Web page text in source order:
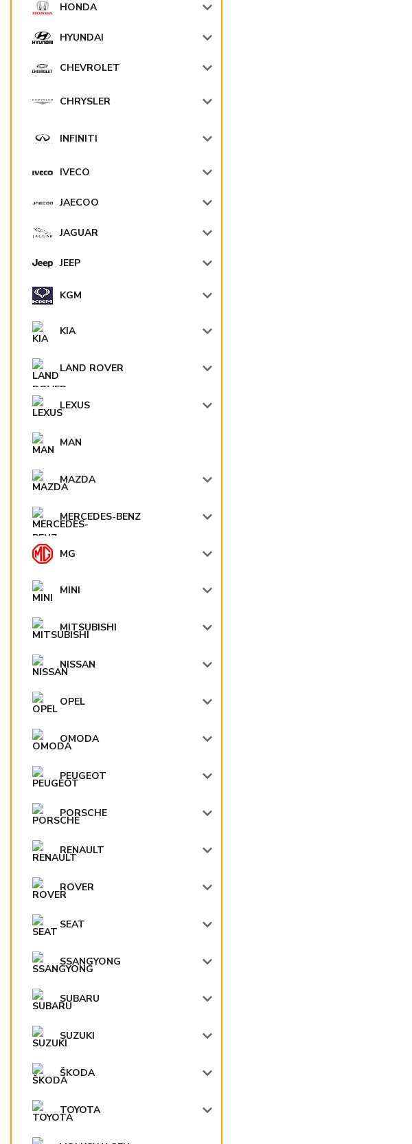
HONDA
HYUNDAI
CHEVROLET
CHRYSLER
INFINITI
IVECO
JAECOO
JAGUAR
JEEP
KGM
KIA
LAND ROVER
LEXUS
MAN
MAZDA
MERCEDES-BENZ
MG
MINI
MITSUBISHI
NISSAN
OPEL
OMODA
PEUGEOT
PORSCHE
RENAULT
ROVER
SEAT
SSANGYONG
SUBARU
SUZUKI
ŠKODA
TOYOTA